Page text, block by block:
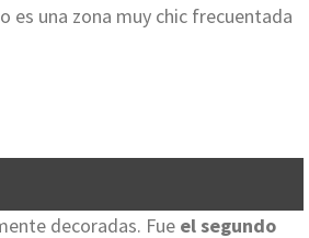
es una zona muy chic frecuentada
decoradas. Fue el segundo